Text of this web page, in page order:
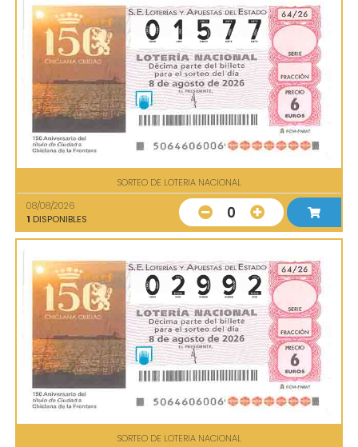
SORTEO DE LOTERIA NACIONAL
08/08/2026
1 DISPONIBLES 0
SORTEO DE LOTERIA NACIONAL